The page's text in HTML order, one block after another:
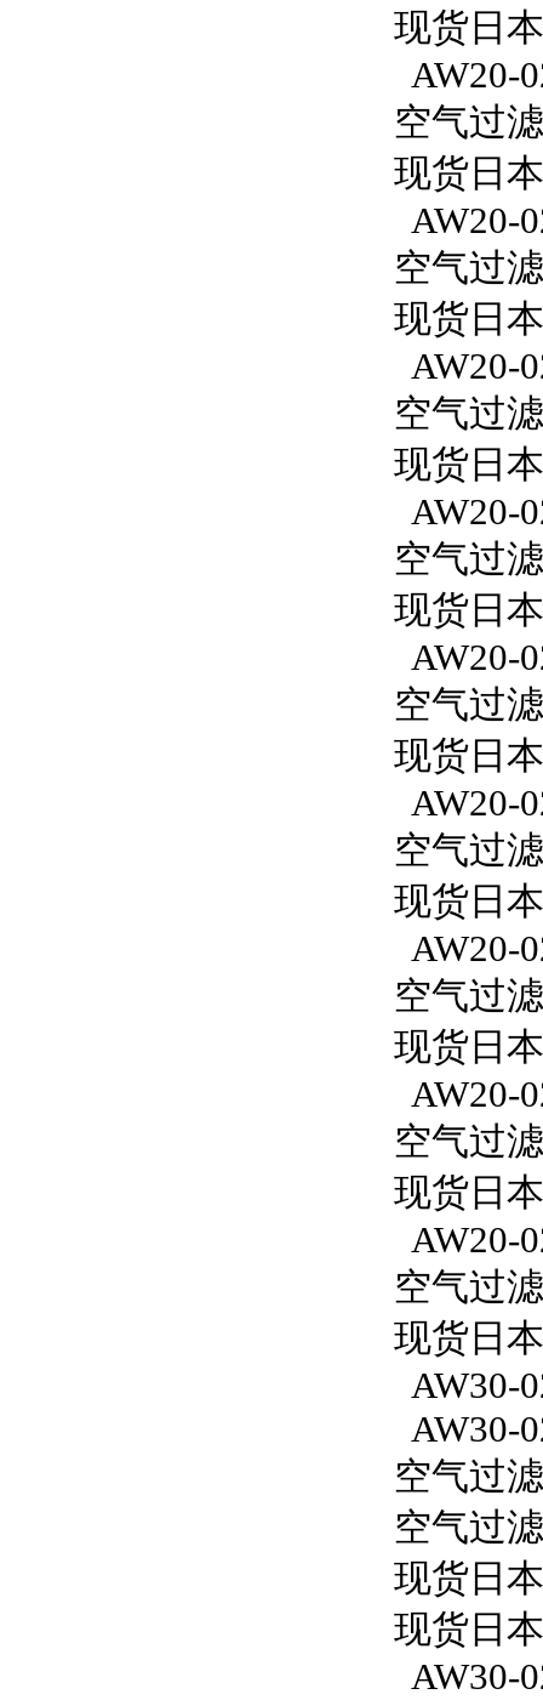
现货日
AW20-
空气过
现货日
AW20-
空气过
现货日
AW20-
空气过
现货日
AW20-
空气过
现货日
AW20-
空气过
现货日
AW20-
空气过
现货日
AW20-
空气过
现货日
AW20-
空气过
现货日
AW20-
空气过
现货日
AW30-
AW30-
空气过
空气过
现货日
现货日
AW30-